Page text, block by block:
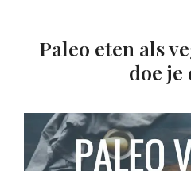
Paleo eten als
doe je